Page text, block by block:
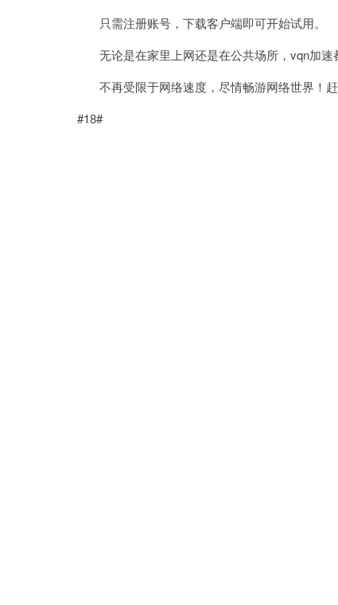
只需注册账号，下载客户端即可开始试用。
无论是在家里上网还是在公共场所，vqn加速
不再受限于网络速度，尽情畅游网络世界！赶
#18#